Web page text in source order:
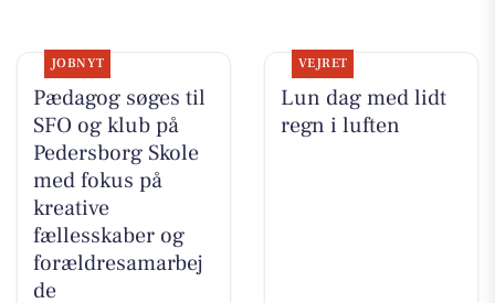
JOBNYT
Pædagog søges til
SFO og klub på
Pedersborg Skole
med fokus på
kreative
fællesskaber og
forældresamarbej
de
VEJRET
Lun dag med lidt
regn i luften